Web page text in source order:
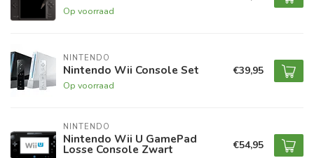
Op voorraad
NINTENDO
Nintendo Wii Console Set
Op voorraad
€39,95
NINTENDO
Nintendo Wii U GamePad
Losse Console Zwart €54,95